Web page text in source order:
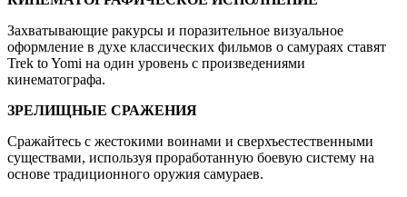
Захватывающие ракурсы и поразительное визуальное
оформление в духе классических фильмов о самураях ставят
Trek to Yomi на один уровень с произведениями
кинематографа.
ЗРЕЛИЩНЫЕ СРАЖЕНИЯ
Сражайтесь с жестокими воинами и сверхъестественными
существами, используя проработанную боевую систему на
основе традиционного оружия самураев.